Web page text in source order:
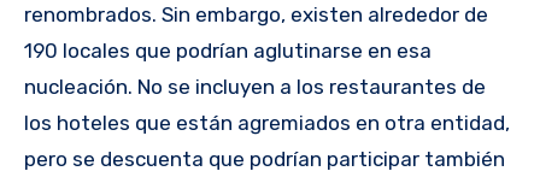
renombrados. Sin embargo, existen alrededor de
190 locales que podrían aglutinarse en esa
nucleación. No se incluyen a los restaurantes de
los hoteles que están agremiados en otra entidad,
pero se descuenta que podrían participar también